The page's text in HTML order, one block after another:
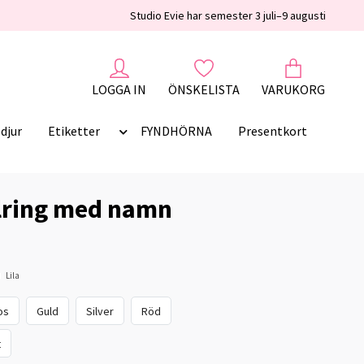
Studio Evie har semester 3 juli–9 augusti
LOGGA IN ÖNSKELISTA VARUKORG
Etiketter FYNDHÖRNA
Presentkort
med namn
Lila
Guld Silver Röd